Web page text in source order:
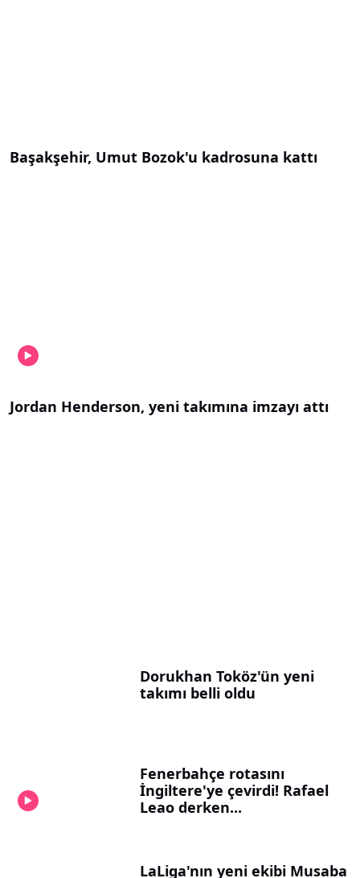
Başakşehir, Umut Bozok'u kadrosuna kattı
Jordan Henderson, yeni takımına imzayı attı
Dorukhan Toköz'ün yeni
takımı belli oldu
Fenerbahçe rotasını
İngiltere'ye çevirdi! Rafael
Leao derken...
LaLiga'nın yeni ekibi Musaba